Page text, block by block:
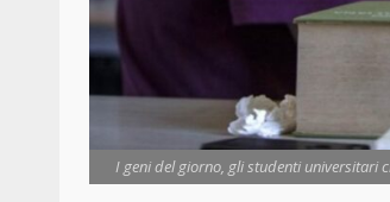
I geni del giorno, gli studenti universitari